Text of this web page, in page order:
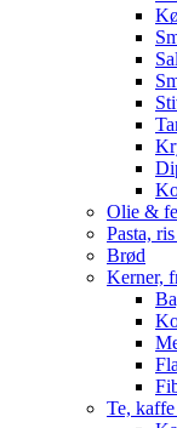
Olie &
Pasta,
Brød
Kerner,
Te,